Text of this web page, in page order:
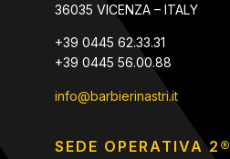
36035 VICENZA – ITALY
+39 0445 62.33.31
+39 0445 56.00.88
info@barbierinastri.it
SEDE OPERATIVA 2®